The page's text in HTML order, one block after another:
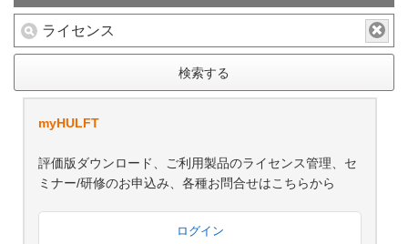
検索する
myHULFT
評価版ダウンロード、ご利用製品のライセンス管理、セ
ミナー/研修のお申込み、各種お問合せはこちらから
ログイン